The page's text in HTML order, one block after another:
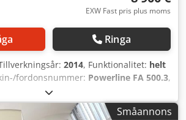
EXW Fast pris plus moms
Ringa
2014, Funktionalitet: helt
fordonsnummer: Powerline FA 500.3,
Toppmodellen bland HSM Powerline
Denna kraftfulla maskin
av stora volymer i arkiv ellerSmåannons